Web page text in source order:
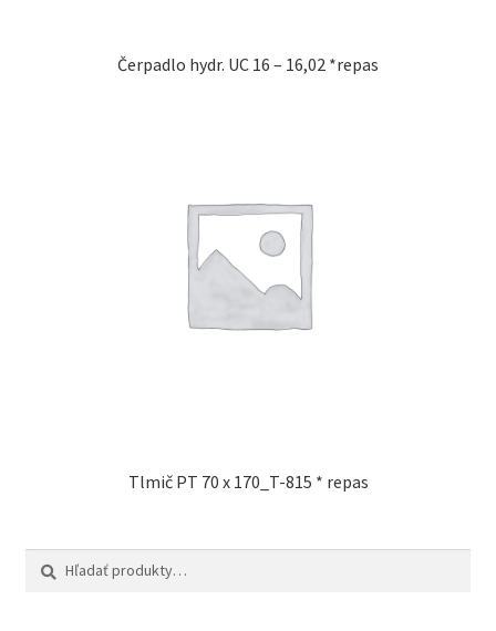
Čerpadlo hydr. UC 16 – 16,02 *repas
Tlmič PT 70 x 170_T-815 * repas
Hľadať:
Vyhľadávanie